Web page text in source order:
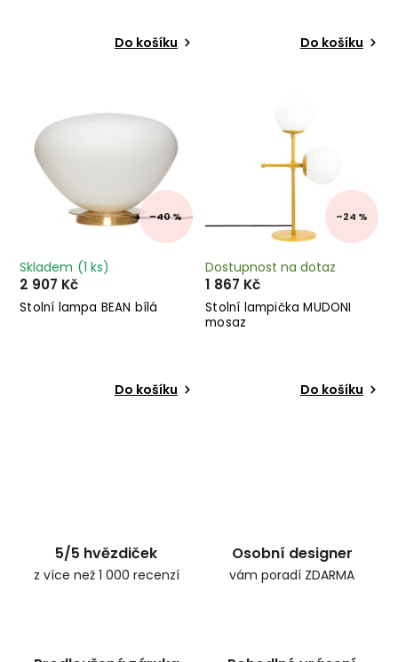
Do košíku Do košíku
–40 %
Stolní lampa BEAN bílá
Skladem (1 ks)
2 907 Kč
Do košíku
–24 %
Stolní lampička MUDONI
mosaz
Dostupnost na dotaz
1 867 Kč
Do košíku
5/5 hvězdiček
z více než 1 000 recenzí
Osobní designer
vám poradí ZDARMA